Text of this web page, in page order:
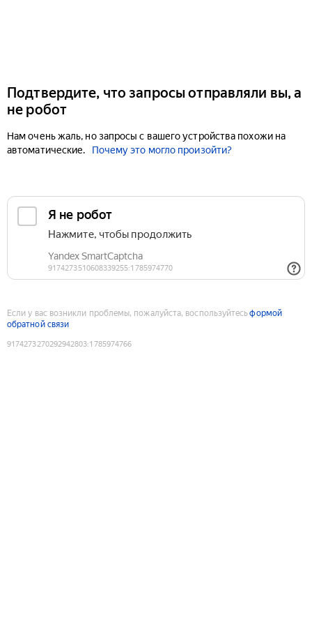
Подтвердите, что запросы отправляли вы, а
не робот
Нам очень жаль, но запросы с вашего устройства похожи на
автоматические.
Почему это могло произойти?
Если у вас возникли проблемы, пожалуйста, воспользуйтесьформой
обратной связи
9174273270292942803:1785974766